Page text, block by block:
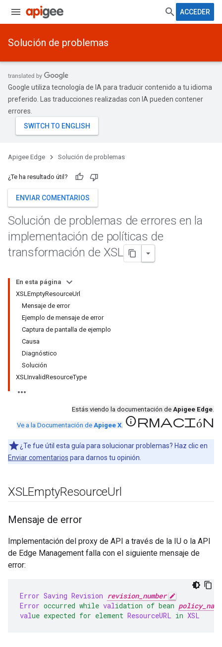
ACCEDER
Solución de problemas
Google utiliza tecnología de IA para traducir contenido a tu idioma
preferido. Las traducciones realizadas con IA pueden contener
errores.
Apigee Edge Solución de problemas
¿Te ha resultado útil?
ENVIAR COMENTARIOS
Solución de problemas de errores en la
implementación de políticas de
transformación de XSL
En esta página
XSLEmptyResourceUrl
Mensaje de error
Ejemplo de mensaje de error
Captura de pantalla de ejemplo
Causa
Diagnóstico
Solución
XSLInvalidResourceType
Estás viendo la documentación de Apigee Edge.
Ve a la Documentación de Apigee X. información
¿Te fue útil esta guía para solucionar problemas? Haz clic en
Enviar comentarios para darnos tu opinión.
XSLEmptyResourceUrl
Mensaje de error
Implementación del proxy de API a través de la IU o la API
de Edge Management falla con el siguiente mensaje de
error:
Error Saving Revision revision_number
Error occurred while validation of bean policy_name
value expected for element ResourceURL in XSL